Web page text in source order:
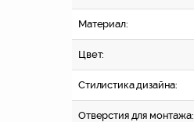
Материал:
Цвет:
Стилистика дизайна:
Отверстия для монтажа: